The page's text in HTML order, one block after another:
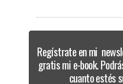
Regístrate en mi
gratis mi e-book.
cuanto estés